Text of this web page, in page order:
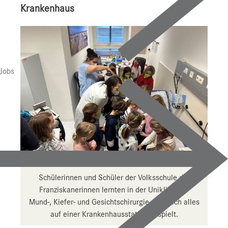
Jobs
Pressekontakt
Krankenhaus
Schülerinnen und Schüler der Volksschule der
Franziskanerinnen lernten in der Uniklinik für
Mund-, Kiefer- und Gesichtschirurgie, was sich alles
auf einer Krankenhausstation abspielt.